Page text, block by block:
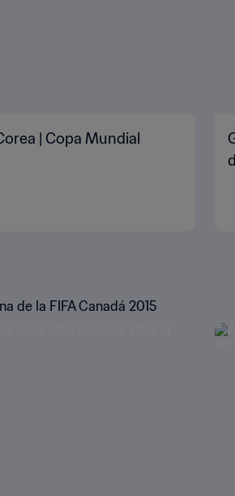
| Copa Mundial
de la FIFA Canadá 2015